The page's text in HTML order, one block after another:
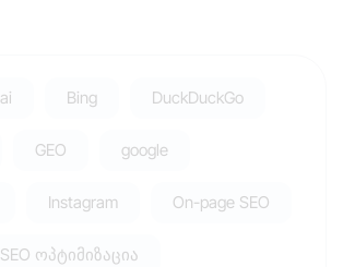
ai Bing DuckDuckGo
GEO google
Instagram On-page SEO
SEO ოპტიმიზაცია